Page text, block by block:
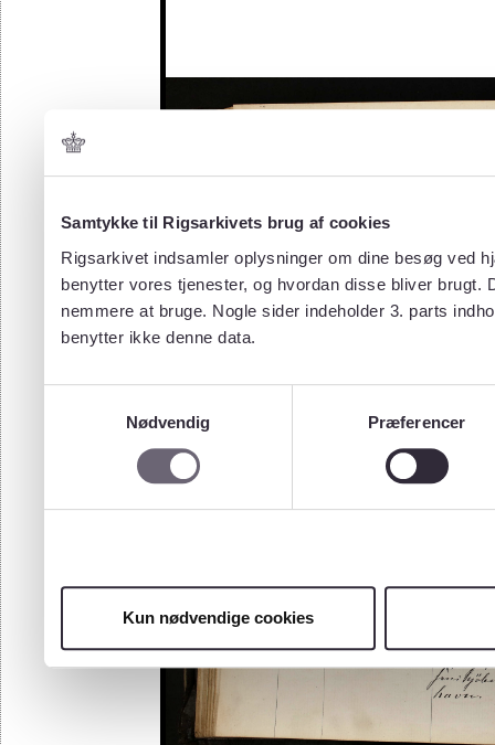
Samtykke til Rigsarkivets brug af cookies
Rigsarkivet indsamler oplysninger om dine besøg ved
benytter vores tjenester, og hvordan disse bliver
nemmere at bruge. Nogle sider indeholder 3. parts
benytter ikke denne data.
Nødvendig
Præferencer
Kun nødvendige cookies